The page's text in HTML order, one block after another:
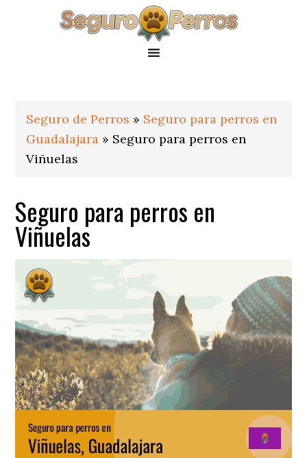
Seguro de Perros » Seguro para perros en
Guadalajara » Seguro para perros en
Viñuelas
Seguro para perros en
Viñuelas